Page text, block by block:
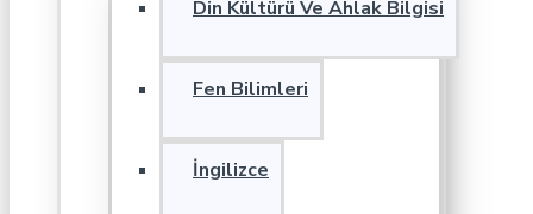
Din Kültürü Ve Ahlak Bilgisi
Fen Bilimleri
İngilizce